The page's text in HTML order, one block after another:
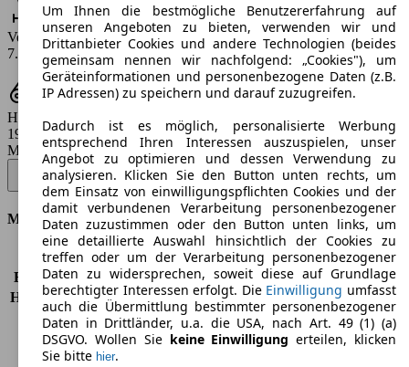
Verbrauch
7.3 - 7.5 l/100km
Hubraum
1910 ccm
Modellbezeichnung:
Doblo Cargo JTD DPF 223.309.2 MAXI SX - 88 KW (121 PS) (2006/10
- 2010/01) ▼
Motor & Leistung
KW (PS)
88 kW (121 PS)
Beschleunigung (0-100 km/h) -
Höchstgeschwindigkeit (km/h) 177 km/h
Anzahl der Gänge
Drehmoment
200 nm
Hubraum
Um Ihnen die bestmögliche Benutzererfahrung auf
unseren Angeboten zu bieten, verwenden wir und
Drittanbieter Cookies und andere Technologien (beides
gemeinsam nennen wir nachfolgend: „Cookies"), um
Geräteinformationen und personenbezogene Daten (z.B.
IP Adressen) zu speichern und darauf zuzugreifen.
Dadurch ist es möglich, personalisierte Werbung
entsprechend Ihren Interessen auszuspielen, unser
Angebot zu optimieren und dessen Verwendung zu
analysieren. Klicken Sie den Button unten rechts, um
dem Einsatz von einwilligungspflichten Cookies und der
damit verbundenen Verarbeitung personenbezogener
Daten zuzustimmen oder den Button unten links, um
eine detaillierte Auswahl hinsichtlich der Cookies zu
treffen oder um der Verarbeitung personenbezogener
Daten zu widersprechen, soweit diese auf Grundlage
berechtigter Interessen erfolgt. Die Einwilligung umfasst
auch die Übermittlung bestimmter personenbezogener
Daten in Drittländer, u.a. die USA, nach Art. 49 (1) (a)
DSGVO. Wollen Sie keine Einwilligung erteilen, klicken
Sie bitte hier.